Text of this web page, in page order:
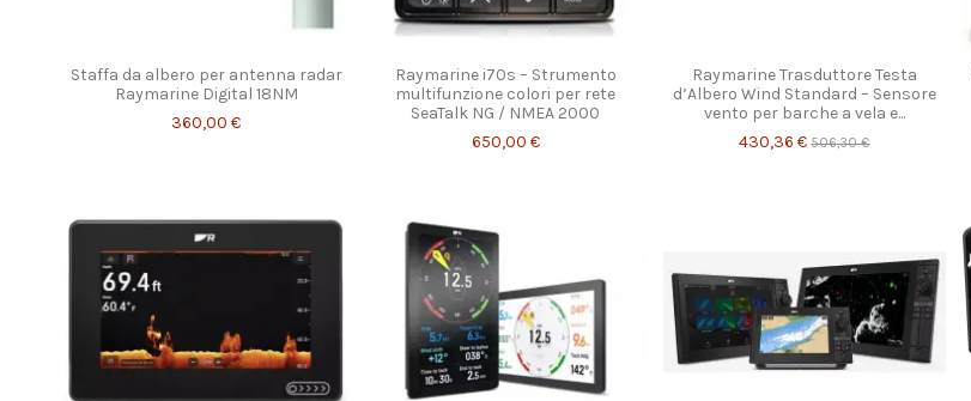
Staffa da albero per antenna radar
Raymarine Digital 18NM
360,00 €
Raymarine i70s – Strumento
multifunzione colori per rete
SeaTalk NG / NMEA 2000
650,00 €
Raymarine Trasduttore Testa
d’Albero Wind Standard – Sensore
vento per barche a vela e...
430,36 €506,30 €